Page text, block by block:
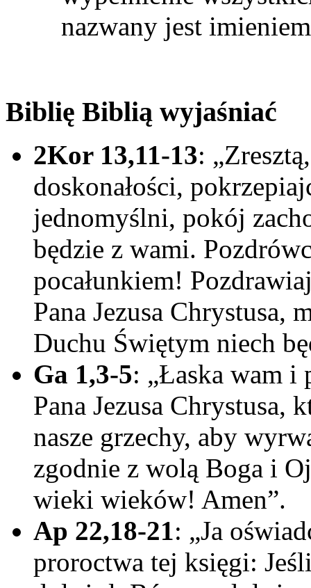
nazwany jest
Biblię Biblią wyjaśniać
2Kor 13,11-13:
doskonałości,
jednomyślni, pokój
będzie z wami.
pocałunkiem!
Pana Jezusa Chrystusa,
Duchu Świętym niech
Ga 1,3-5: „Łaska wam i
Pana Jezusa Chrystusa,
nasze grzechy, aby
zgodnie z wolą Boga i
wieki wieków! Amen”.
Ap 22,18-21: „Ja
proroctwa tej księgi: